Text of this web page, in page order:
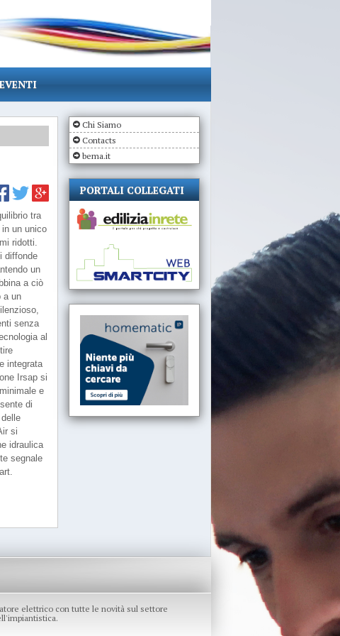
EVENTI
tra
un unico
ridotti.
diffonde
un
a ciò
a un
senza
al
integrata
Irsap si
e
di
si
idraulica
segnale
Chi Siamo
Contacts
bema.it
PORTALI COLLEGATI
elettrico con tutte le novità sul settore